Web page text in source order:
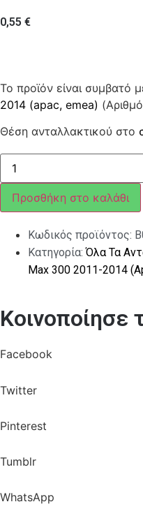
0,55 €
Το προϊόν είναι συμβατό
2014 (apac, emea)
Θέση ανταλλακτικού στο
Πείρος
αναφοράς
6,5x9,5x15
ποσότητα
Προσθήκη στο καλάθι
Κωδικός προϊόντος:
Κατηγορία:Όλα Τα
Max 300 2011-2014
Κοινοποίησε
Facebook
Twitter
Pinterest
Tumblr
WhatsApp